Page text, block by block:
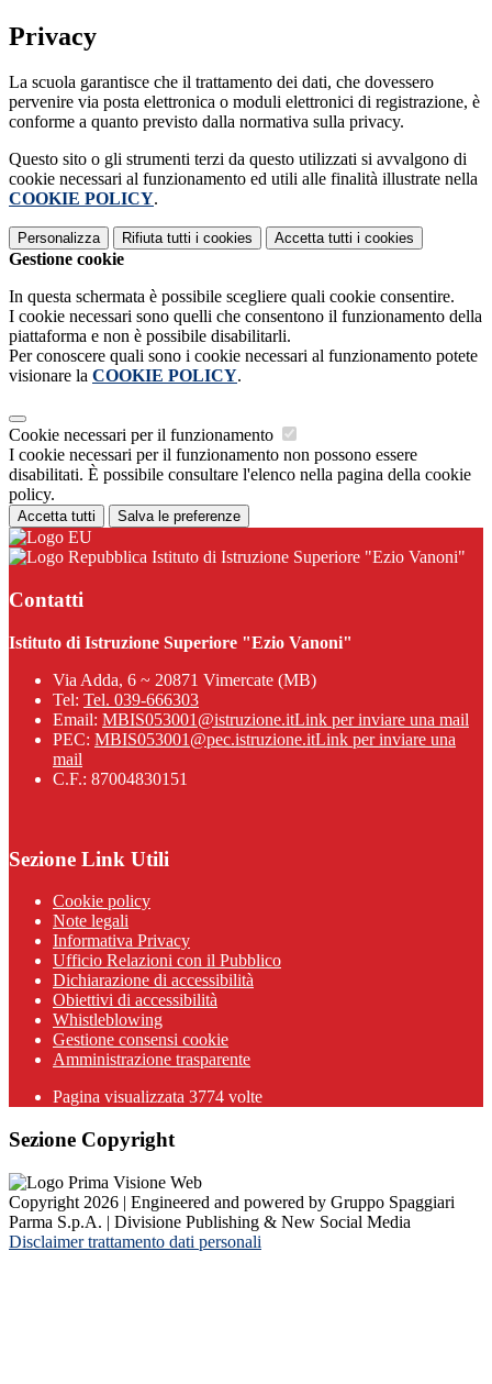
Privacy
La scuola garantisce che il trattamento dei dati, che dovessero
pervenire via posta elettronica o moduli elettronici di registrazione, è
conforme a quanto previsto dalla normativa sulla privacy.
Questo sito o gli strumenti terzi da questo utilizzati si avvalgono di
cookie necessari al funzionamento ed utili alle finalità illustrate nella
COOKIE POLICY.
Personalizza Rifiuta tutti i cookies Accetta tutti i cookies
Gestione cookie
In questa schermata è possibile scegliere quali cookie consentire.
I cookie necessari sono quelli che consentono il funzionamento della
piattaforma e non è possibile disabilitarli.
Per conoscere quali sono i cookie necessari al funzionamento potete
visionare la COOKIE POLICY.
Cookie necessari per il funzionamento
I cookie necessari per il funzionamento non possono essere
disabilitati. È possibile consultare l'elenco nella pagina della cookie
policy.
Accetta tutti Salva le preferenze
Istituto di Istruzione Superiore "Ezio Vanoni"
Contatti
Istituto di Istruzione Superiore "Ezio Vanoni"
Via Adda, 6 ~ 20871 Vimercate (MB)
Tel: Tel. 039-666303
Email: MBIS053001@istruzione.itLink per inviare una mail
PEC: MBIS053001@pec.istruzione.itLink per inviare una
mail
C.F.: 87004830151
Sezione Link Utili
Cookie policy
Note legali
Informativa Privacy
Ufficio Relazioni con il Pubblico
Dichiarazione di accessibilità
Obiettivi di accessibilità
Whistleblowing
Gestione consensi cookie
Amministrazione trasparente
Pagina visualizzata 3774 volte
Sezione Copyright
Copyright 2026 | Engineered and powered by Gruppo Spaggiari
Parma S.p.A. | Divisione Publishing & New Social Media
Disclaimer trattamento dati personali